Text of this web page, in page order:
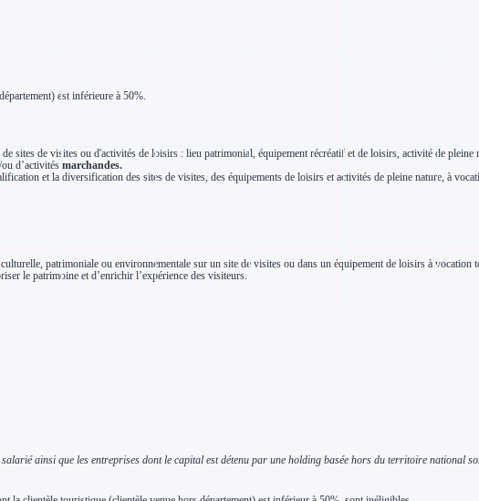
est inférieure à 50%.
sites de visites ou d'activités de loisirs : lieu patrimonial, équipement récréatif et de loisirs, activité de pleine
d’activitésmarchandes.
et la diversification des sites de visites, des équipements de loisirs et activités de pleine nature, à
patrimoniale ou environnementale sur un site de visites ou dans un équipement de loisirs à
le patrimoine et d’enrichir l’expérience des visiteurs.
ainsi que les entreprises dont le capital est détenu par une holding basée hors du territoire national